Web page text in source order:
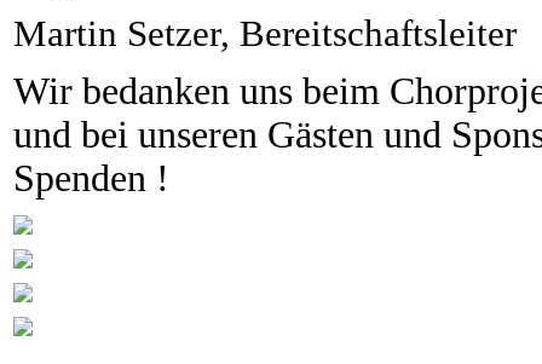
Martin Setzer, Bereitschaftsleiter
Wir bedanken uns beim
und bei unseren Gästen und
Spenden !